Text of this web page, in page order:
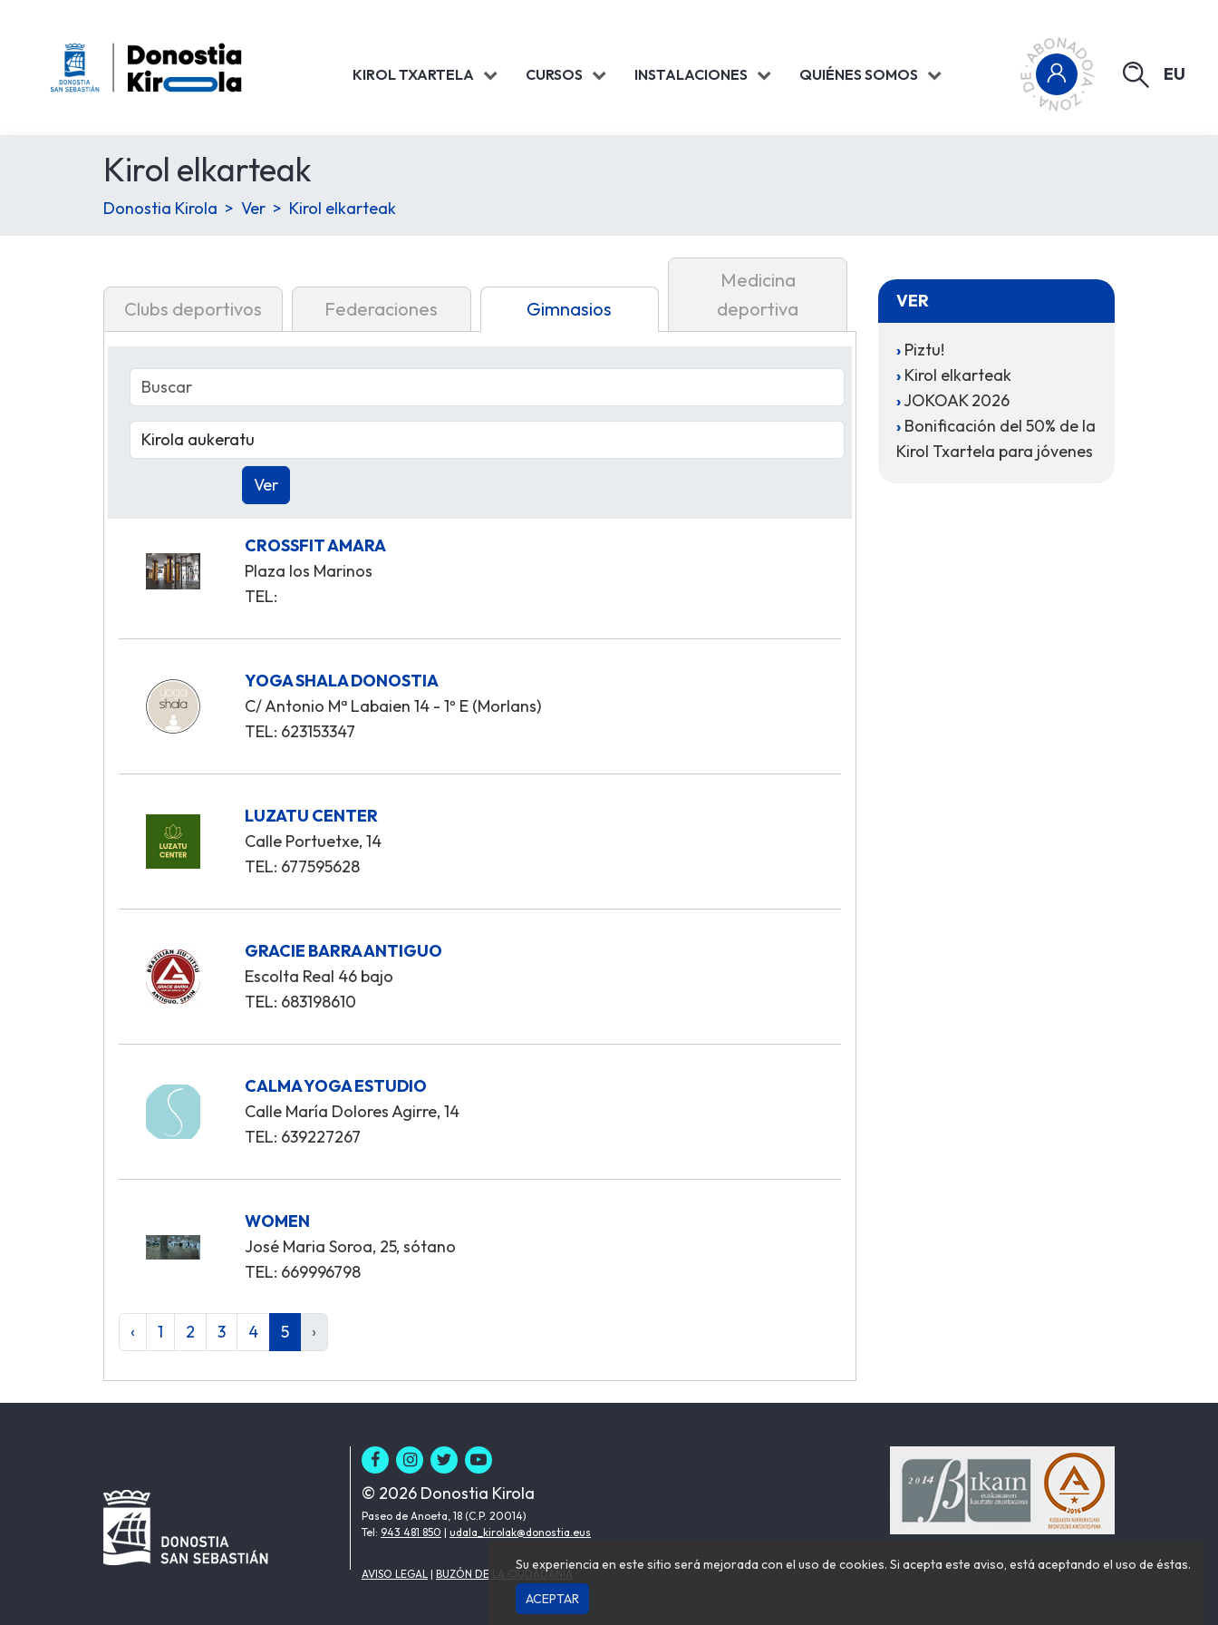
KIROL TXARTELA CURSOS INSTALACIONES QUIÉNES SOMOS EU
Kirol elkarteak
Donostia Kirola Ver Kirol elkarteak
Clubs deportivos Federaciones Gimnasios
Medicina
deportiva
CROSSFIT AMARA
Plaza los Marinos
TEL:
YOGA SHALA DONOSTIA
C/ Antonio Mª Labaien 14 - 1º E (Morlans)
TEL: 623153347
LUZATU CENTER
Calle Portuetxe, 14
TEL: 677595628
GRACIE BARRA ANTIGUO
Escolta Real 46 bajo
TEL: 683198610
CALMA YOGA ESTUDIO
Calle María Dolores Agirre, 14
TEL: 639227267
WOMEN
José Maria Soroa, 25, sótano
TEL: 669996798
‹ 1 2 3 4 5 ›
VER
Piztu!
Kirol elkarteak
JOKOAK 2026
Bonificación del 50% de la
Kirol Txartela para jóvenes
© 2026 Donostia Kirola
Paseo de Anoeta, 18 (C.P. 20014)
Tel: 943 481 850 | udala_kirolak@donostia.eus
AVISO LEGAL | BUZÓN DE LA CIUDADANÍA
Su experiencia en este sitio será mejorada con el uso de cookies. Si acepta este aviso, está aceptando el uso de éstas.
ACEPTAR